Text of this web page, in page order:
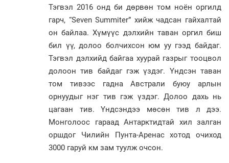
Тэгвэл 2016 онд би дөрвөн том ноён оргилд
гарч, “Seven Summiter” хийж чадсан гайхалтай
он байлаа. Хүмүүс дэлхийн таван оргил биш
бил үү, долоо болчихсон юм уу гээд байдаг.
Тэгвэл дэлхийд байгаа хуурай газрыг тооцвол
долоон тив байдаг гэж үздэг. Үндсэн таван
том тивээс гадна Австрали буюу арлын
орнуудыг нэг тив гэж үздэг. Долоо дахь нь
цагаан тив. Үндсэндээ мөсөн тив л дээ.
Монголоос гараад Антарктидтай хил залган
оршдог Чилийн Пунта-Аренас хотод очиход
3000 гаруй км зам туулж очсон.